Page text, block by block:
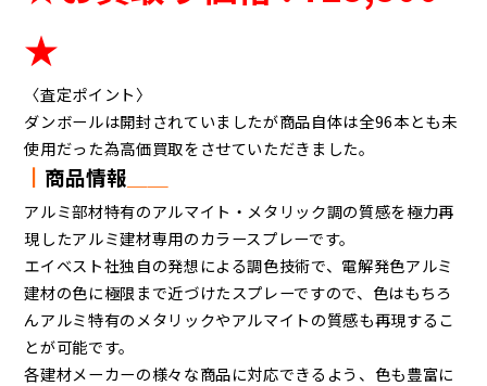
★
〈査定ポイント〉
ダンボールは開封されていましたが商品自体は全96本とも未
使用だった為高価買取をさせていただきました。
┃ 商品情報
アルミ部材特有のアルマイト・メタリック調の質感を極力再
現したアルミ建材専用のカラースプレーです。
エイベスト社独自の発想による調色技術で、電解発色アルミ
建材の色に極限まで近づけたスプレーですので、色はもちろ
んアルミ特有のメタリックやアルマイトの質感も再現するこ
とが可能です。
各建材メーカーの様々な商品に対応できるよう、色も豊富に